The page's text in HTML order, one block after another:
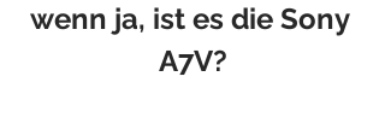
wenn ja, ist es die Sony
A7V?